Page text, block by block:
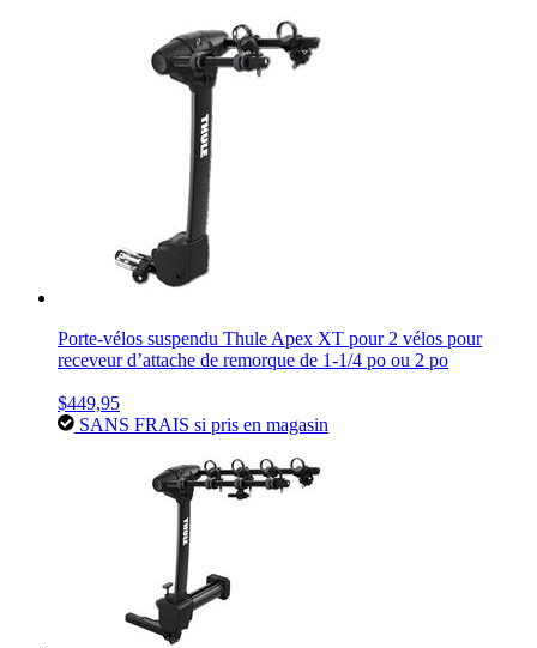
Porte-vélos suspendu Thule Apex XT pour 2 vélos pour
receveur d’attache de remorque de 1-1/4 po ou 2 po
$449,95
SANS FRAIS si pris en magasin